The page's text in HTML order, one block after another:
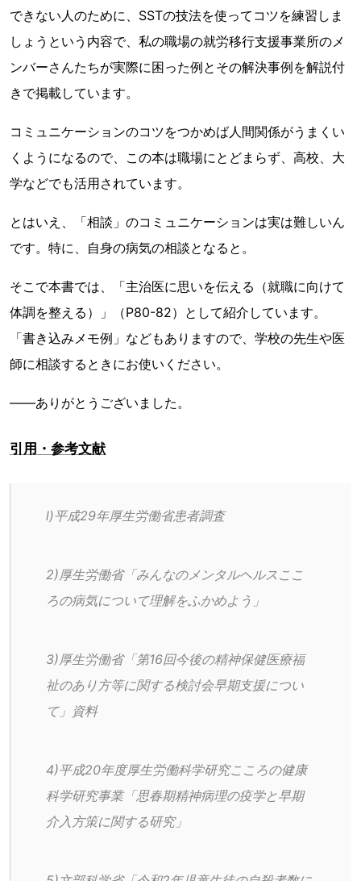
できない人のために、SSTの技法を使ってコツを練習しま
しょうという内容で、私の職場の就労移行支援事業所のメ
ンバーさんたちが実際に困った例とその解決事例を解説付
きで掲載しています。
コミュニケーションのコツをつかめば人間関係がうまくい
くようになるので、この本は職場にとどまらず、高校、大
学などでも活用されています。
とはいえ、「相談」のコミュニケーションは実は難しいん
です。特に、自身の病気の相談となると。
そこで本書では、「主治医に思いを伝える（就職に向けて
体調を整える）」（P80-82）として紹介しています。
「書き込みメモ例」などもありますので、学校の先生や医
師に相談するときにお使いください。
――ありがとうございました。
引用・参考文献
l)平成29年厚生労働省患者調査
2)厚生労働省「みんなのメンタルヘルスここ
ろの病気について理解をふかめよう」
3)厚生労働省「第16回今後の精神保健医療福
祉のあり方等に関する検討会早期支援につい
て」資料
4)平成20年度厚生労働科学研究こころの健康
科学研究事業「思春期精神病理の疫学と早期
介入方策に関する研究」